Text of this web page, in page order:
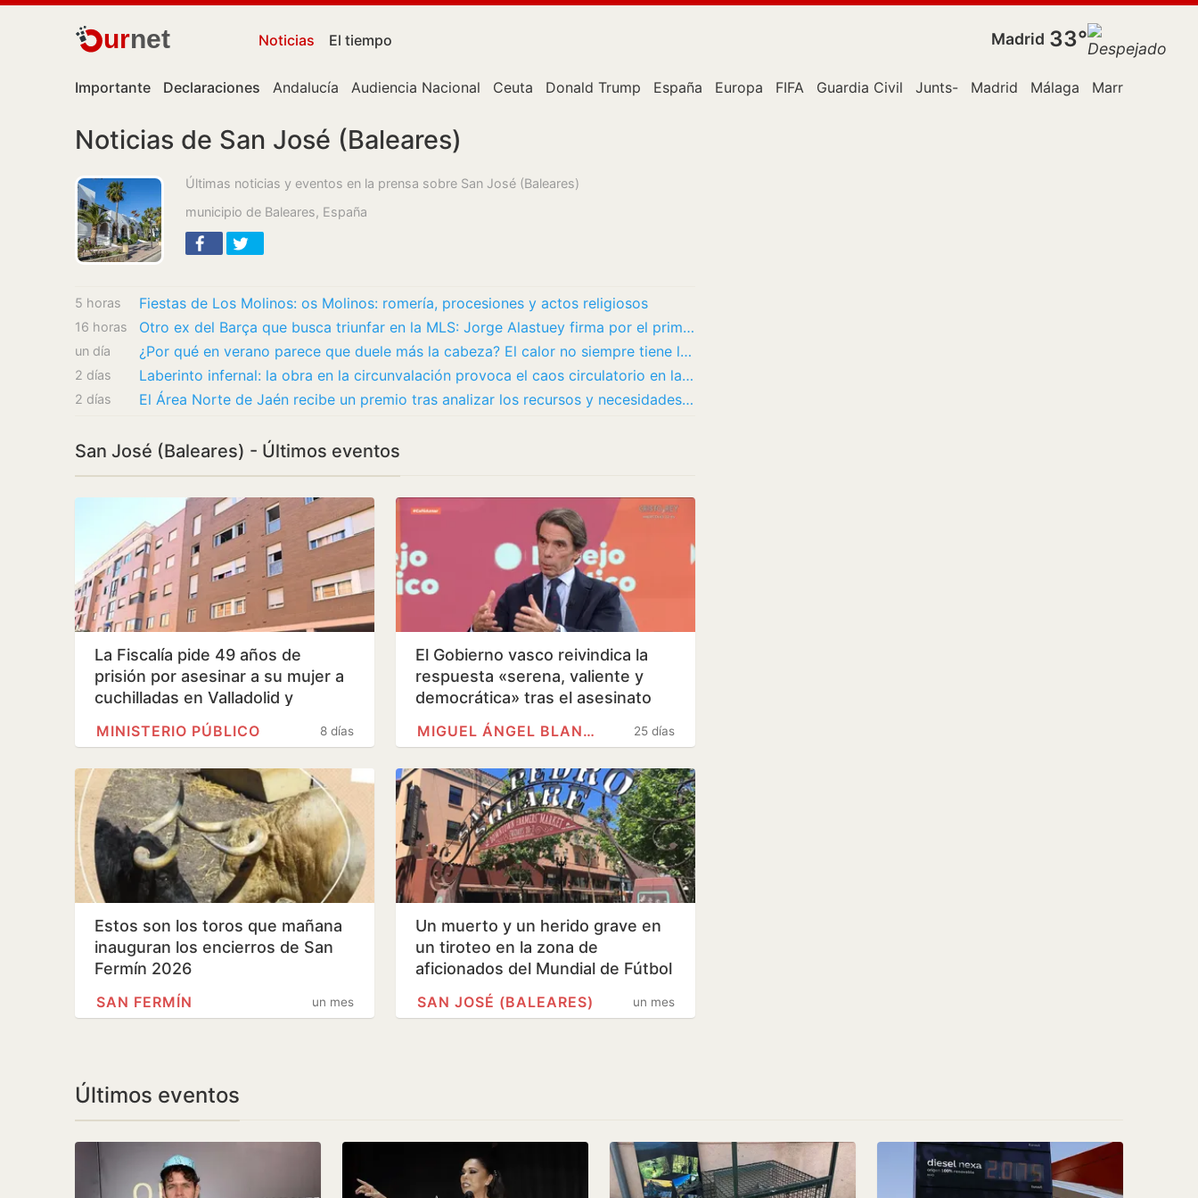
urnet Noticias El tiempo Madrid 33°
Importante Declaraciones Andalucía Audiencia Nacional Ceuta Donald Trump España Europa FIFA Guardia Civil Junts- Madrid Málaga Marruecos
Noticias de San José (Baleares)
Últimas noticias y eventos en la prensa sobre San José (Baleares)
municipio de Baleares, España
5 horas Fiestas de Los Molinos: os Molinos: romería, procesiones y actos religiosos
16 horas Otro ex del Barça que busca triunfar en la MLS: Jorge Alastuey firma por el primer equipo…
un día ¿Por qué en verano parece que duele más la cabeza? El calor no siempre tiene la culpa
2 días Laberinto infernal: la obra en la circunvalación provoca el caos circulatorio en la…
2 días El Área Norte de Jaén recibe un premio tras analizar los recursos y necesidades de un…
San José (Baleares) - Últimos eventos
La Fiscalía pide 49 años de
prisión por asesinar a su mujer a
cuchilladas en Valladolid y
8 días
MINISTERIO PÚBLICO
El Gobierno vasco reivindica la
respuesta «serena, valiente y
democrática» tras el asesinato
25 días
MIGUEL ÁNGEL BLANCO
Estos son los toros que mañana
inauguran los encierros de San
Fermín 2026
un mes
SAN FERMÍN
Un muerto y un herido grave en
un tiroteo en la zona de
aficionados del Mundial de Fútbol
un mes
SAN JOSÉ (BALEARES)
Últimos eventos